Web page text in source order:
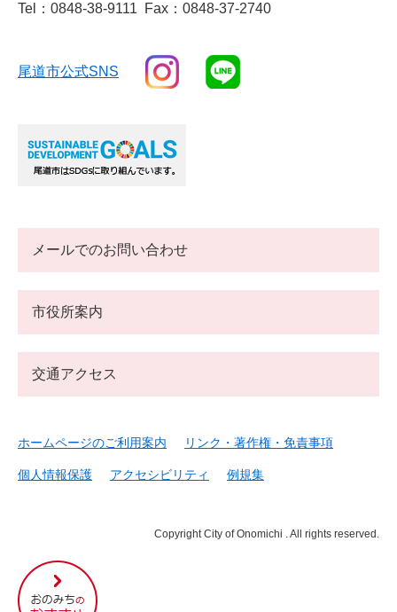
尾
道
市
Tel：0848-38-9111
Fax：0848-37-2740
尾道市公式SNS
メールでのお問い合わせ
市役所案内
交通アクセス
ホームページのご利用案内 リンク・著作権・免責事項
個人情報保護 アクセシビリティ 例規集
Copyright City of Onomichi . All rights reserved.